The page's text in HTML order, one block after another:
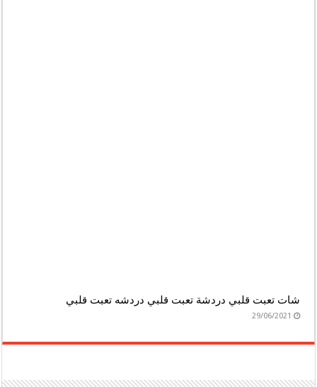
شات تعبت قلبي دردشة تعبت قلبي دردشه تعبت قلبي
29/06/2021